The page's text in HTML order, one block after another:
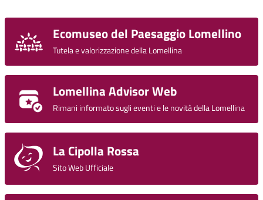
Ecomuseo del Paesaggio Lomellino
Tutela e valorizzazione della Lomellina
Lomellina Advisor Web
Rimani informato sugli eventi e le novità della Lomellina
La Cipolla Rossa
Sito Web Ufficiale